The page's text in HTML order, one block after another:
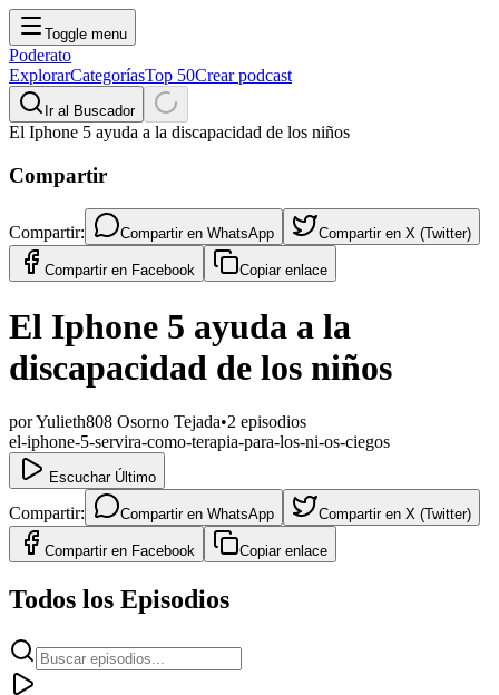
Toggle menu
Poderato
ExplorarCategoríasTop 50Crear podcast
Ir al Buscador
El Iphone 5 ayuda a la discapacidad de los niños
Compartir
Compartir: Compartir en WhatsApp Compartir en X (Twitter)
Compartir en Facebook Copiar enlace
El Iphone 5 ayuda a la
discapacidad de los niños
porYulieth808 Osorno Tejada•2 episodios
el-iphone-5-servira-como-terapia-para-los-ni-os-ciegos
Escuchar Último
Compartir: Compartir en WhatsApp Compartir en X (Twitter)
Compartir en Facebook Copiar enlace
Todos los Episodios